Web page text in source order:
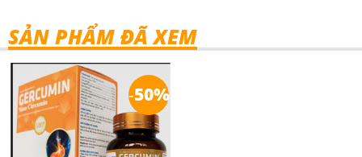
SẢN PHẨM ĐÃ XEM
-50%